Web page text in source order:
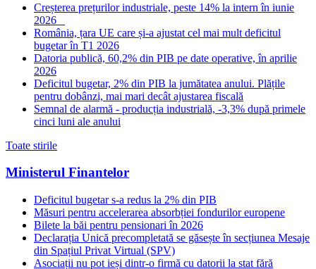
Creșterea prețurilor industriale, peste 14% la intern în iunie
2026
România, țara UE care și-a ajustat cel mai mult deficitul
bugetar în T1 2026
Datoria publică, 60,2% din PIB pe date operative, în aprilie
2026
Deficitul bugetar, 2% din PIB la jumătatea anului. Plățile
pentru dobânzi, mai mari decât ajustarea fiscală
Semnal de alarmă - producția industrială, -3,3% după primele
cinci luni ale anului
Toate stirile
Ministerul Finantelor
Deficitul bugetar s-a redus la 2% din PIB
Măsuri pentru accelerarea absorbției fondurilor europene
Bilete la băi pentru pensionari în 2026
Declarația Unică precompletată se găsește în secțiunea Mesaje
din Spațiul Privat Virtual (SPV)
Asociații nu pot ieși dintr-o firmă cu datorii la stat fără